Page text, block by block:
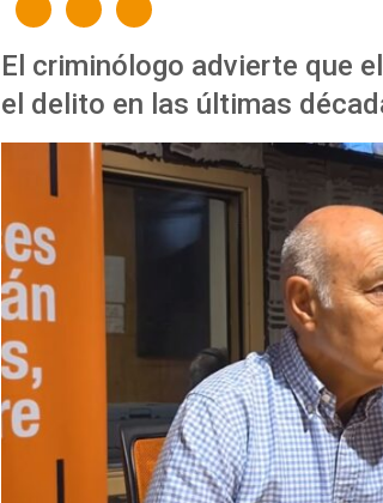
El criminólogo advierte que
el delito en las últimas